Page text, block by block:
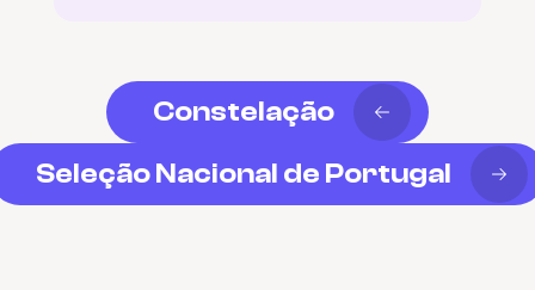
Constelação
Seleção Nacional de Portugal